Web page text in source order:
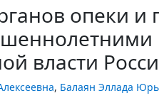
опеки и
власти
, Балаян Эллада